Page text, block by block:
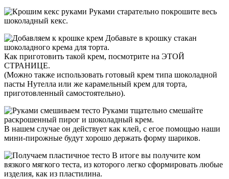
Руками старательно покрошите весь
шоколадный кекс.
Добавьте в крошку стакан
шоколадного крема для торта.
Как приготовить такой крем, посмотрите на ЭТОЙ
СТРАНИЦЕ.
(Можно также использовать готовый крем типа шоколадной
пасты Нутелла или же карамельный крем для торта,
приготовленный самостоятельно).
Руками тщательно смешайте
раскрошенный пирог и шоколадный крем.
В нашем случае он действует как клей, с егое помощью наши
мини-пирожные будут хорошо держать форму шариков.
В итоге вы получите ком
вязкого мягкого теста, из которого легко сформировать любые
изделия, как из пластилина.